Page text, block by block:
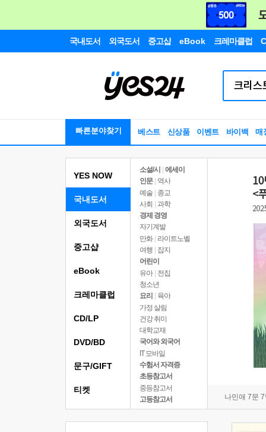
국내도서 외국도서 중고샵 eBook 크레마클럽
빠른분야찾기 베스트 신상품 이벤트 바이백 매
YES NOW
국내도서
소설/시
에세이
인문
역사
예술 | 종교
사회 | 과학
경제 경영
자기계발
만화 | 라이트노벨
여행
잡지
어린이
유아 | 전집
청소년
요리
육아
가정 살림
건강 취미
대학교재
국어와 외국어
IT 모바일
수험서 자격증
초등참고서
중등참고서
고등참고서
나민애 7문
외국도서
중고샵
eBook
크레마클럽
CD/LP
DVD/BD
문구/GIFT
티켓